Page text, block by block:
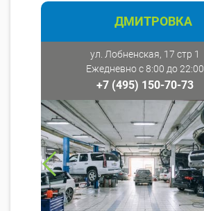
ДМИТРОВКА
ул. Лобненская, 17 стр 1
Ежедневно с 8:00 до 22:00
+7 (495) 150-70-73